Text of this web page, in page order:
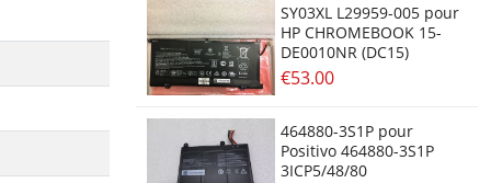
SY03XL L29959-005 pour
HP CHROMEBOOK 15-
DE0010NR (DC15)
€53.00
464880-3S1P pour
Positivo 464880-3S1P
3ICP5/48/80